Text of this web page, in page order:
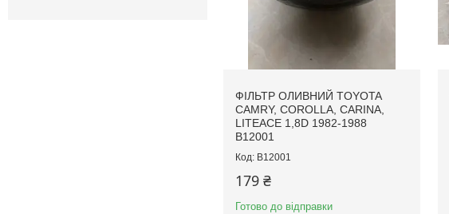
ФІЛЬТР ОЛИВНИЙ TOYOTA
CAMRY, COROLLA, CARINA,
LITEACE 1,8D 1982-1988
B12001
B12001
179 ₴
Готово до відправки